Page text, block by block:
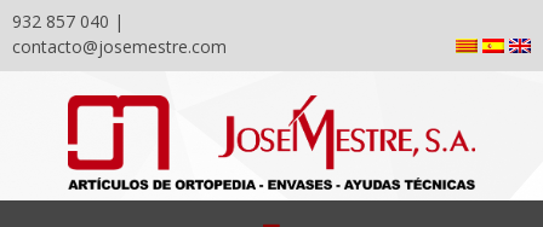
932 857 040 |
contacto@josemestre.com
content